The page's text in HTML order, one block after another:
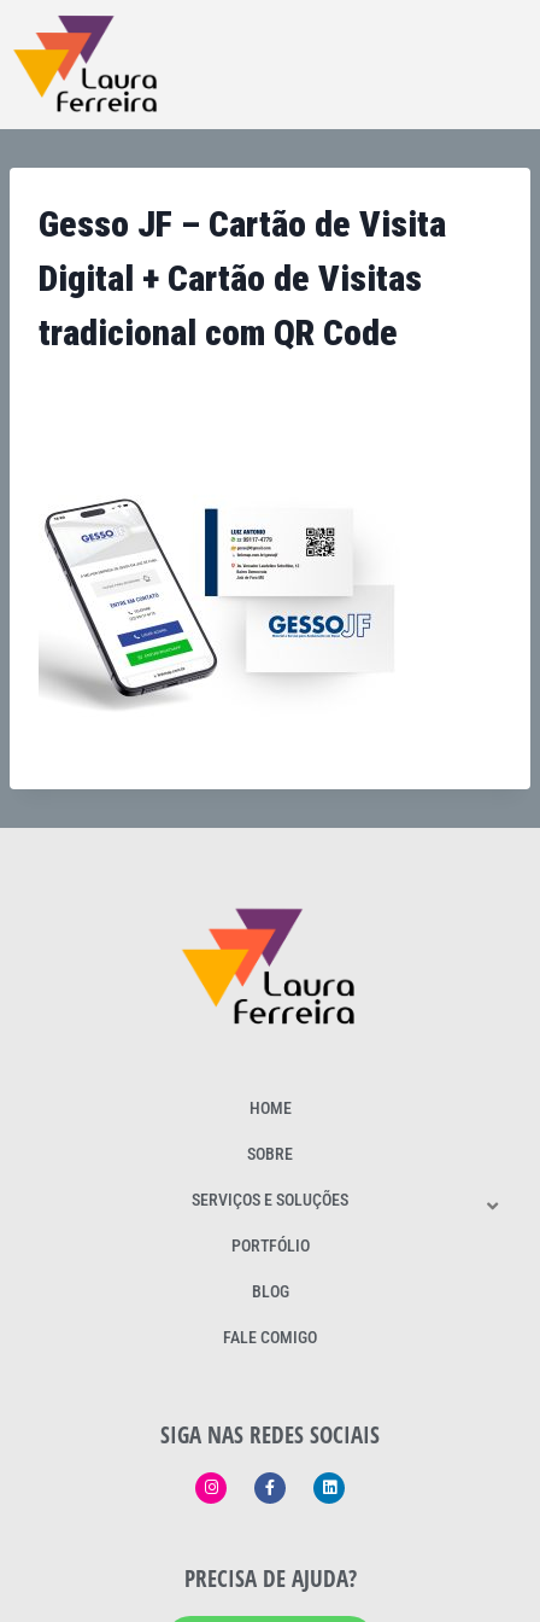
Gesso JF – Cartão de Visita
Digital + Cartão de Visitas
tradicional com QR Code
HOME
SOBRE
SERVIÇOS E SOLUÇÕES
PORTFÓLIO
BLOG
FALE COMIGO
SIGA NAS REDES SOCIAIS
PRECISA DE AJUDA?